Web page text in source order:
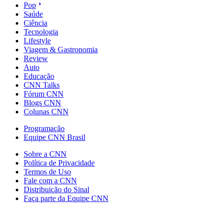
Pop
Saúde
Ciência
Tecnologia
Lifestyle
Viagem & Gastronomia
Review
Auto
Educação
CNN Talks
Fórum CNN
Blogs CNN
Colunas CNN
Programação
Equipe CNN Brasil
Sobre a CNN
Política de Privacidade
Termos de Uso
Fale com a CNN
Distribuição do Sinal
Faça parte da Equipe CNN